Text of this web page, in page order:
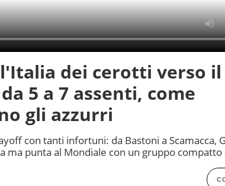
dei cerotti verso il
5 a 7 assenti, come
gli azzurri
con tanti infortuni: da Bastoni a Scamacca,
ma punta al Mondiale con un gruppo